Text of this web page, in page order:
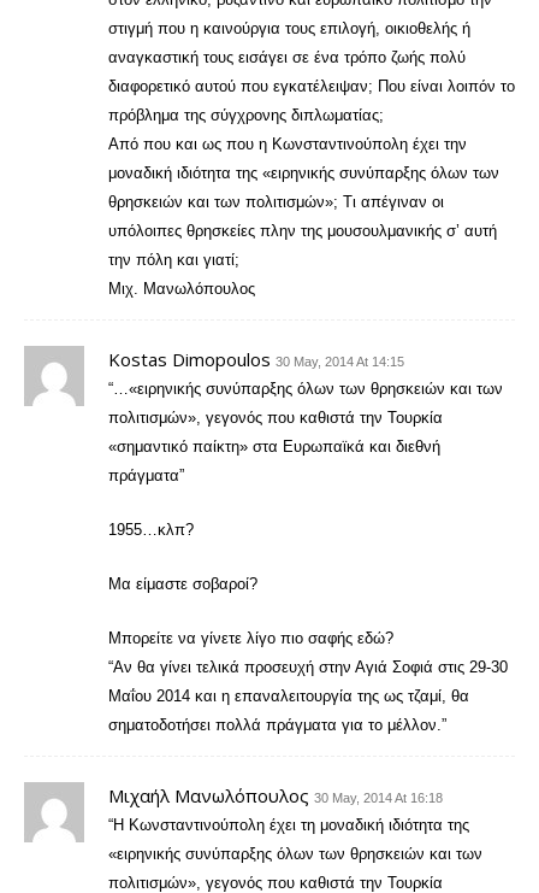
στιγμή που η καινούργια τους επιλογή, οικιοθελής ή
αναγκαστική τους εισάγει σε ένα τρόπο ζωής πολύ
διαφορετικό αυτού που εγκατέλειψαν; Που είναι λοιπόν το
πρόβλημα της σύγχρονης διπλωματίας;
Από που και ως που η Κωνσταντινούπολη έχει την
μοναδική ιδιότητα της «ειρηνικής συνύπαρξης όλων των
θρησκειών και των πολιτισμών»; Τι απέγιναν οι
υπόλοιπες θρησκείες πλην της μουσουλμανικής σ’ αυτή
την πόλη και γιατί;
Μιχ. Μανωλόπουλος
Kostas Dimopoulos 30 May, 2014 At 14:15
“…«ειρηνικής συνύπαρξης όλων των θρησκειών και των
πολιτισμών», γεγονός που καθιστά την Τουρκία
«σημαντικό παίκτη» στα Ευρωπαϊκά και διεθνή
πράγματα”
1955…κλπ?
Μα είμαστε σοβαροί?
Μπορείτε να γίνετε λίγο πιο σαφής εδώ?
“Αν θα γίνει τελικά προσευχή στην Αγιά Σοφιά στις 29-30
Μαΐου 2014 και η επαναλειτουργία της ως τζαμί, θα
σηματοδοτήσει πολλά πράγματα για το μέλλον.”
Μιχαήλ Μανωλόπουλος 30 May, 2014 At 16:18
“Η Κωνσταντινούπολη έχει τη μοναδική ιδιότητα της
«ειρηνικής συνύπαρξης όλων των θρησκειών και των
πολιτισμών», γεγονός που καθιστά την Τουρκία